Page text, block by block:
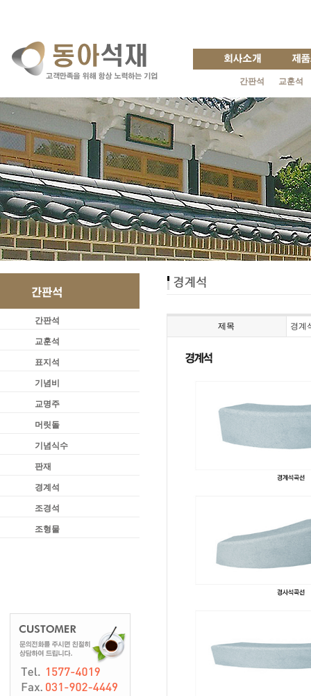
간판석 교훈석
간판석
교훈석
표지석
기념비
교명주
머릿돌
기념식수
판재
경계석
조경석
조형물
제목 경계